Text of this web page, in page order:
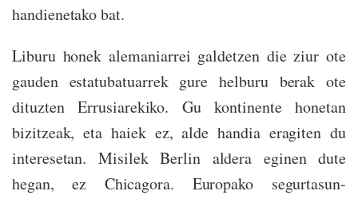
handienetako bat.
Liburu honek alemaniarrei galdetzen die ziur ote
gauden estatubatuarrek gure helburu berak ote
dituzten Errusiarekiko. Gu kontinente honetan
bizitzeak, eta haiek ez, alde handia eragiten du
interesetan. Misilek Berlin aldera eginen dute
hegan, ez Chicagora. Europako segurtasun-